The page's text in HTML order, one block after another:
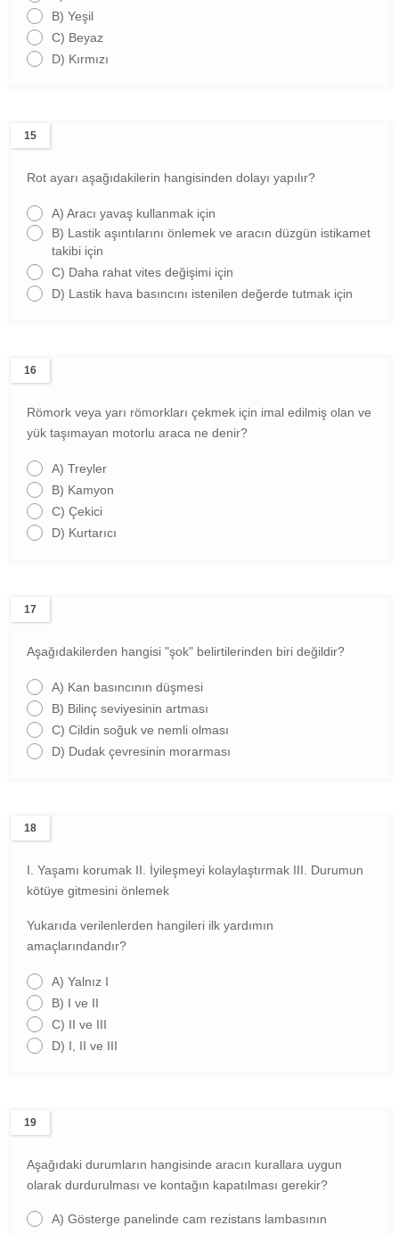
B) Yeşil
C) Beyaz
D) Kırmızı
15
Rot ayarı aşağıdakilerin hangisinden dolayı yapılır?
A) Aracı yavaş kullanmak için
B) Lastik aşıntılarını önlemek ve aracın düzgün istikamet
takibi için
C) Daha rahat vites değişimi için
D) Lastik hava basıncını istenilen değerde tutmak için
16
Römork veya yarı römorkları çekmek için imal edilmiş olan ve
yük taşımayan motorlu araca ne denir?
A) Treyler
B) Kamyon
C) Çekici
D) Kurtarıcı
17
Aşağıdakilerden hangisi "şok" belirtilerinden biri değildir?
A) Kan basıncının düşmesi
B) Bilinç seviyesinin artması
C) Cildin soğuk ve nemli olması
D) Dudak çevresinin morarması
18
I. Yaşamı korumak II. İyileşmeyi kolaylaştırmak III. Durumun
kötüye gitmesini önlemek
Yukarıda verilenlerden hangileri ilk yardımın
amaçlarındandır?
A) Yalnız I
B) I ve II
C) II ve III
D) I, II ve III
19
Aşağıdaki durumların hangisinde aracın kurallara uygun
olarak durdurulması ve kontağın kapatılması gerekir?
A) Gösterge panelinde cam rezistans lambasının